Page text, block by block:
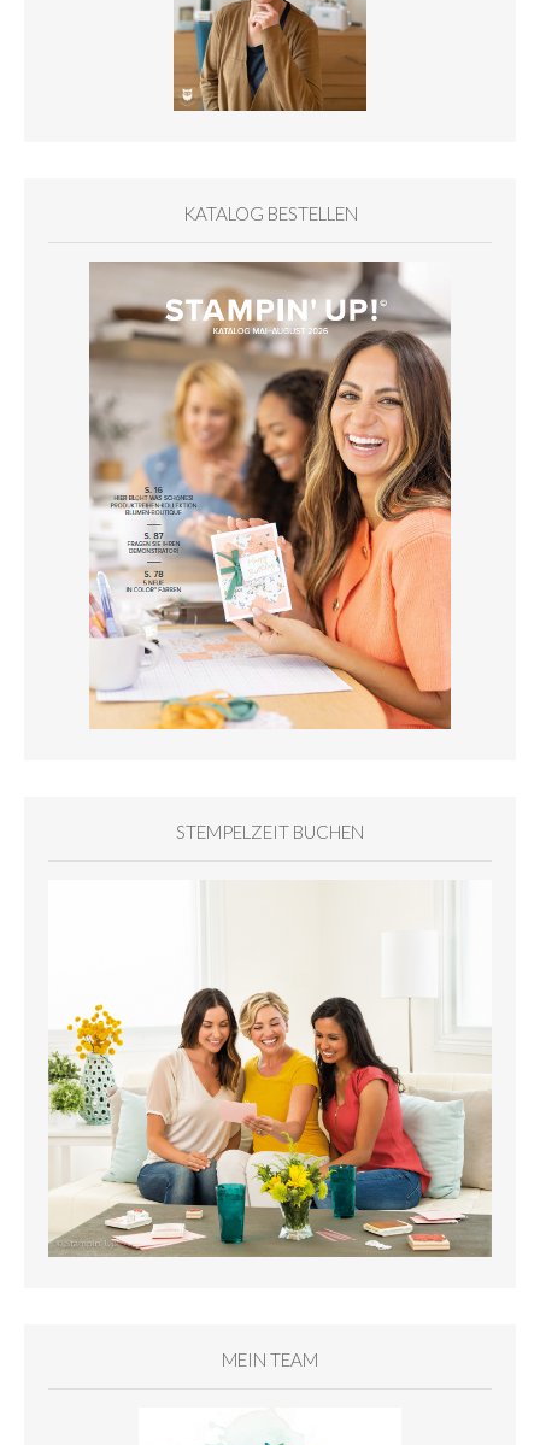
KATALOG BESTELLEN
STEMPELZEIT BUCHEN
MEIN TEAM